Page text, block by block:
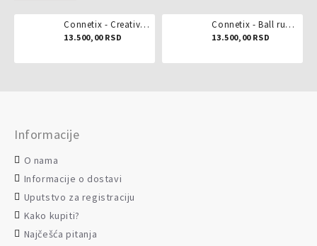
Connetix - Creative pack 102 dela
13.500,00 RSD
Connetix - Ball run pastel 106 delova
13.500,00 RSD
Informacije
O nama
Informacije o dostavi
Uputstvo za registraciju
Kako kupiti?
Najčešća pitanja